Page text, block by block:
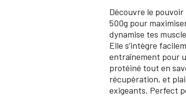
Descripción
Découvre le
500g pour
dynamise tes
Elle s’intègre
entraînement pour
protéiné tout en
récupération, et
exigeants. Perfect